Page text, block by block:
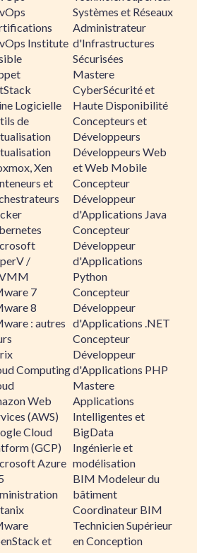
Institute
Logicielle
de
Xen
et
/
7
8
: autres
Computing
Web
(AWS)
Cloud
(GCP)
Azure
et
Systèmes et Réseaux
Administrateur
d'Infrastructures
Sécurisées
Mastere
CyberSécurité et
Haute Disponibilité
Concepteurs et
Développeurs
Développeurs Web
et Web Mobile
Concepteur
Développeur
d'Applications Java
Concepteur
Développeur
d'Applications
Python
Concepteur
Développeur
d'Applications .NET
Concepteur
Développeur
d'Applications PHP
Mastere
Applications
Intelligentes et
BigData
Ingénierie et
modélisation
BIM Modeleur du
bâtiment
Coordinateur BIM
Technicien Supérieur
en Conception